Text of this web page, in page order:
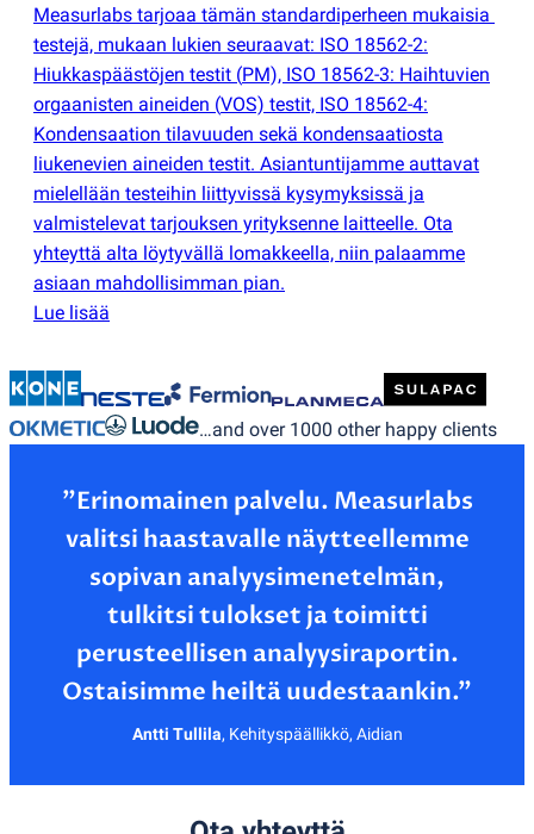
Measurlabs tarjoaa tämän standardiperheen mukaisia ​​
testejä, mukaan lukien seuraavat: ISO 18562-2:
Hiukkaspäästöjen testit (PM), ISO 18562-3: Haihtuvien
orgaanisten aineiden (VOS) testit, ISO 18562-4:
Kondensaation tilavuuden sekä kondensaatiosta
liukenevien aineiden testit. Asiantuntijamme auttavat
mielellään testeihin liittyvissä kysymyksissä ja
valmistelevat tarjouksen yrityksenne laitteelle. Ota
yhteyttä alta löytyvällä lomakkeella, niin palaamme
asiaan mahdollisimman pian.
Lue lisää
…and over 1000 other happy clients
”Erinomainen palvelu. Measurlabs
valitsi haastavalle näytteellemme
sopivan analyysimenetelmän,
tulkitsi tulokset ja toimitti
perusteellisen analyysiraportin.
Antti Tullila, Kehityspäällikkö, Aidian